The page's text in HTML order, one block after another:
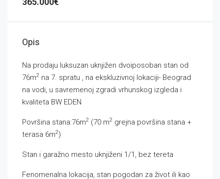
Opis
Na prodaju luksuzan uknjižen dvoiposoban stan od
76m2 na 7. spratu , na ekskluzivnoj lokaciji- Beograd
na vodi, u savremenoj zgradi vrhunskog izgleda i
kvaliteta BW EDEN
Površina stana:76m2 (70 m2 grejna površina stana +
terasa 6m2)
Stan i garažno mesto uknjiženi 1/1, bez tereta
Fenomenalna lokacija, stan pogodan za život ili kao